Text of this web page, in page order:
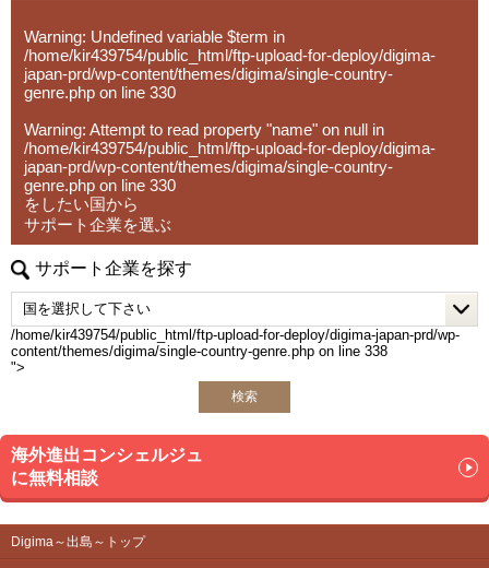
解消に貢献。
・「調理師求人.com」
た飲食・調理業界向け人材紹介サービスを提供。都市部を
中心に人材ニーズに応じたマッチングを実施。
Warning: Undefined variable $term in
/home/kir439754/public_html/ftp-upload-for-deploy/digima-
japan-prd/wp-content/themes/digima/single-country-
genre.php on line 330
Warning: Attempt to read property "name" on null in
/home/kir439754/public_html/ftp-upload-for-deploy/digima-
japan-prd/wp-content/themes/digima/single-country-
genre.php on line 330
をしたい国から
サポート企業を選ぶ
サポート企業を探す
/home/kir439754/public_html/ftp-upload-for-deploy/digima-japan-prd/wp-
content/themes/digima/single-country-genre.php on line 338
">
検索
海外進出コンシェルジュ
に無料相談
Digima～出島～トップ